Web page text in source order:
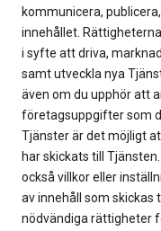
kommunicera,
innehållet.
i syfte att driva,
samt utveckla nya
även om du upphör att
företagsuppgifter som
Tjänster är det möjligt
har skickats till
också villkor eller
av innehåll som skickas
nödvändiga rättigheter